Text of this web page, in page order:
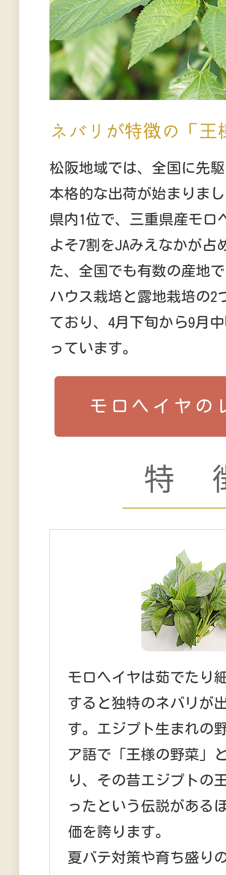
松阪地域では、全国に先
本格的な出荷が始まりま
県内1位で、三重県産モロ
よそ7割をJAみえなかが占
た、全国でも有数の産地
ハウス栽培と露地栽培の2
ており、4月下旬から9月
っています。
モロヘイヤの
特
モロヘイヤは茹でたり
すると独特のネバリが
す。エジプト生まれの
ア語で「王様の野菜」
り、その昔エジプトの
ったという伝説がある
価を誇ります。
夏バテ対策や育ち盛り